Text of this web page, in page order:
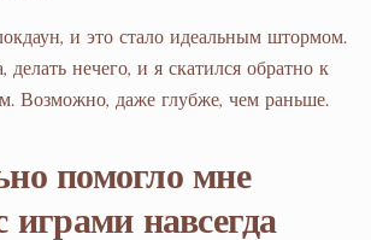
и это стало идеальным штормом.
нечего, и я скатился обратно к
Возможно, даже глубже, чем раньше.
помогло мне
играми навсегда